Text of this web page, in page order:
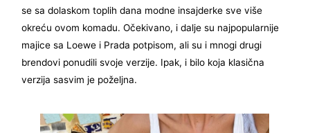
se sa dolaskom toplih dana modne insajderke sve više
okreću ovom komadu. Očekivano, i dalje su najpopularnije
majice sa Loewe i Prada potpisom, ali su i mnogi drugi
brendovi ponudili svoje verzije. Ipak, i bilo koja klasična
verzija sasvim je poželjna.